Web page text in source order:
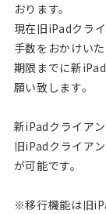
おります。
現在旧iPadクラ
手数をおかけい
期限までに新
願い致します。
新iPadクライア
旧iPadクライア
が可能です。
※移行機能は旧